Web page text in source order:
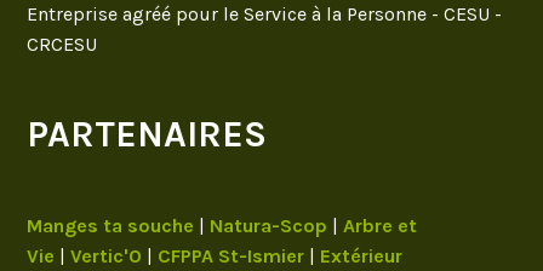
Entreprise agréé pour le Service à la Personne - CESU -
CRCESU
PARTENAIRES
Manges ta souche | Natura-Scop | Arbre et
Vie |Vertic'O | CFPPA St-Ismier | Extérieur